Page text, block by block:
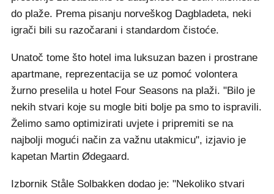
do plaže. Prema pisanju norveškog Dagbladeta, neki
igrači bili su razočarani i standardom čistoće.
Unatoč tome što hotel ima luksuzan bazen i prostrane
apartmane, reprezentacija se uz pomoć volontera
žurno preselila u hotel Four Seasons na plaži. "Bilo je
nekih stvari koje su mogle biti bolje pa smo to ispravili.
Želimo samo optimizirati uvjete i pripremiti se na
najbolji mogući način za važnu utakmicu", izjavio je
kapetan Martin Ødegaard.
Izbornik Ståle Solbakken dodao je: "Nekoliko stvari